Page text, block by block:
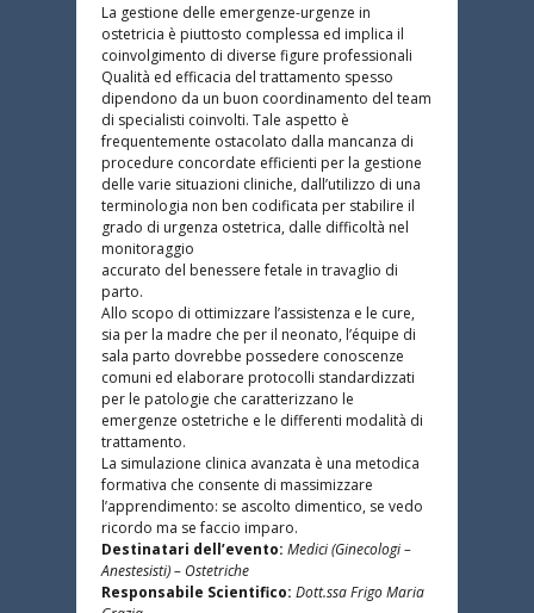
La gestione delle emergenze-urgenze in
ostetricia è piuttosto complessa ed implica il
coinvolgimento di diverse figure professionali
Qualità ed efficacia del trattamento spesso
dipendono da un buon coordinamento del team
di specialisti coinvolti. Tale aspetto è
frequentemente ostacolato dalla mancanza di
procedure concordate efficienti per la gestione
delle varie situazioni cliniche, dall’utilizzo di una
terminologia non ben codificata per stabilire il
grado di urgenza ostetrica, dalle difficoltà nel
monitoraggio
accurato del benessere fetale in travaglio di
parto.
Allo scopo di ottimizzare l’assistenza e le cure,
sia per la madre che per il neonato, l’équipe di
sala parto dovrebbe possedere conoscenze
comuni ed elaborare protocolli standardizzati
per le patologie che caratterizzano le
emergenze ostetriche e le differenti modalità di
trattamento.
La simulazione clinica avanzata è una metodica
formativa che consente di massimizzare
l’apprendimento: se ascolto dimentico, se vedo
ricordo ma se faccio imparo.
Destinatari dell’evento: Medici (Ginecologi –
Anestesisti) – Ostetriche
Responsabile Scientifico: Dott.ssa Frigo Maria